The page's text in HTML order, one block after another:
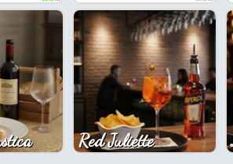
Red Juliette